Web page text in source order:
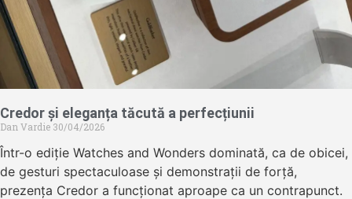
Credor și eleganța tăcută a perfecțiunii
Dan Vardie 30/04/2026
Într-o ediție Watches and Wonders dominată, ca de obicei,
de gesturi spectaculoase și demonstrații de forță,
prezența Credor a funcționat aproape ca un contrapunct.